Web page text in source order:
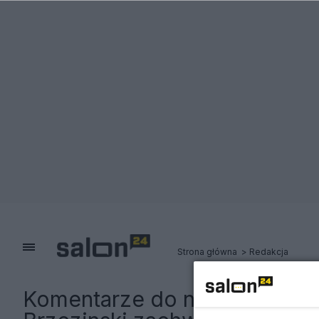
Strona główna Redakcja
Komentarze do notki:Jest